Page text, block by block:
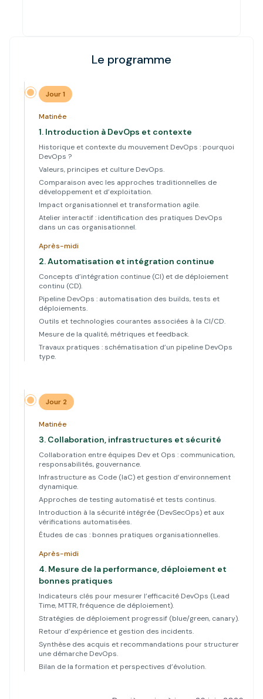
Le programme
Jour 1
Matinée
1. Introduction à DevOps et contexte
Historique et contexte du mouvement DevOps : pourquoi
DevOps ?
Valeurs, principes et culture DevOps.
Comparaison avec les approches traditionnelles de
développement et d’exploitation.
Impact organisationnel et transformation agile.
Atelier interactif : identification des pratiques DevOps
dans un cas organisationnel.
Après-midi
2.Automatisation et intégration continue
Concepts d’intégration continue (CI) et de déploiement
continu (CD).
Pipeline DevOps : automatisation des builds, tests et
déploiements.
Outils et technologies courantes associées à la CI/CD.
Mesure de la qualité, métriques et feedback.
Travaux pratiques : schématisation d’un pipeline DevOps
type.
Jour 2
Matinée
3. Collaboration, infrastructures et sécurité
Collaboration entre équipes Dev et Ops : communication,
responsabilités, gouvernance.
Infrastructure as Code (IaC) et gestion d’environnement
dynamique.
Approches de testing automatisé et tests continus.
Introduction à la sécurité intégrée (DevSecOps) et aux
vérifications automatisées.
Études de cas : bonnes pratiques organisationnelles.
Après-midi
4. Mesure de la performance, déploiement et
bonnes pratiques
Indicateurs clés pour mesurer l’efficacité DevOps (Lead
Time, MTTR, fréquence de déploiement).
Stratégies de déploiement progressif (blue/green, canary).
Retour d’expérience et gestion des incidents.
Synthèse des acquis et recommandations pour structurer
une démarche DevOps.
Bilan de la formation et perspectives d’évolution.